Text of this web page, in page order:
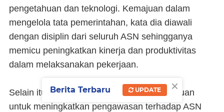
pengetahuan dan teknologi. Kemajuan dalam
mengelola tata pemerintahan, kata dia diawali
dengan disiplin dari seluruh ASN sehingganya
memicu peningkatkan kinerja dan produktivitas
dalam melaksanakan pekerjaan.
Selain itu, jelas dia, kegiatan itu juga bertujuan
untuk meningkatkan pengawasan terhadap ASN
×
Berita Terbaru UPDATE